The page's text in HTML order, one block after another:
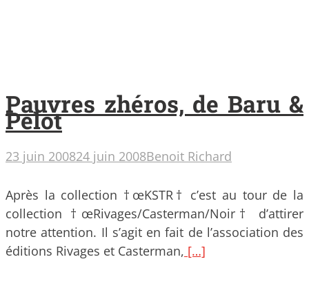
Pauvres zhéros, de Baru &
Pelot
23 juin 200824 juin 2008Benoit Richard
Après la collection †œKSTR† c’est au tour de la
collection †œRivages/Casterman/Noir† d’attirer
notre attention. Il s’agit en fait de l’association des
éditions Rivages et Casterman, […]